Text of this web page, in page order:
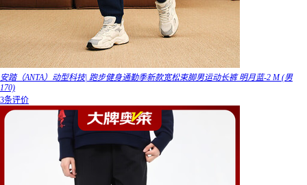
安踏（ANTA）动型科技| 跑步健身通勤季新款宽松束脚男运动长裤 明月蓝-2 M (男
170)
3条评价